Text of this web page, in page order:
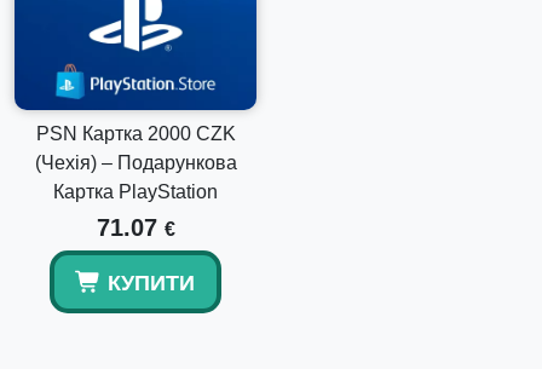
PSN Картка 2000 CZK
(Чехія) – Подарункова
Картка PlayStation
71.07 €
КУПИТИ